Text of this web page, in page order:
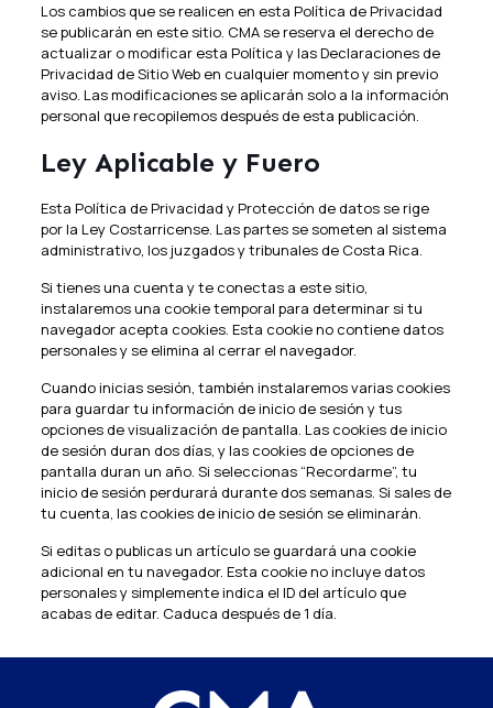
Los cambios que se realicen en esta Política de Privacidad
se publicarán en este sitio. CMA se reserva el derecho de
actualizar o modificar esta Política y las Declaraciones de
Privacidad de Sitio Web en cualquier momento y sin previo
aviso. Las modificaciones se aplicarán solo a la información
personal que recopilemos después de esta publicación.
Ley Aplicable y Fuero
Esta Política de Privacidad y Protección de datos se rige
por la Ley Costarricense. Las partes se someten al sistema
administrativo, los juzgados y tribunales de Costa Rica.
Si tienes una cuenta y te conectas a este sitio,
instalaremos una cookie temporal para determinar si tu
navegador acepta cookies. Esta cookie no contiene datos
personales y se elimina al cerrar el navegador.
Cuando inicias sesión, también instalaremos varias cookies
para guardar tu información de inicio de sesión y tus
opciones de visualización de pantalla. Las cookies de inicio
de sesión duran dos días, y las cookies de opciones de
pantalla duran un año. Si seleccionas “Recordarme”, tu
inicio de sesión perdurará durante dos semanas. Si sales de
tu cuenta, las cookies de inicio de sesión se eliminarán.
Si editas o publicas un artículo se guardará una cookie
adicional en tu navegador. Esta cookie no incluye datos
personales y simplemente indica el ID del artículo que
acabas de editar. Caduca después de 1 día.